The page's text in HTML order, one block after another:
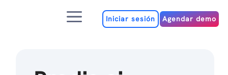
MenúIniciar sesión Agendar demo